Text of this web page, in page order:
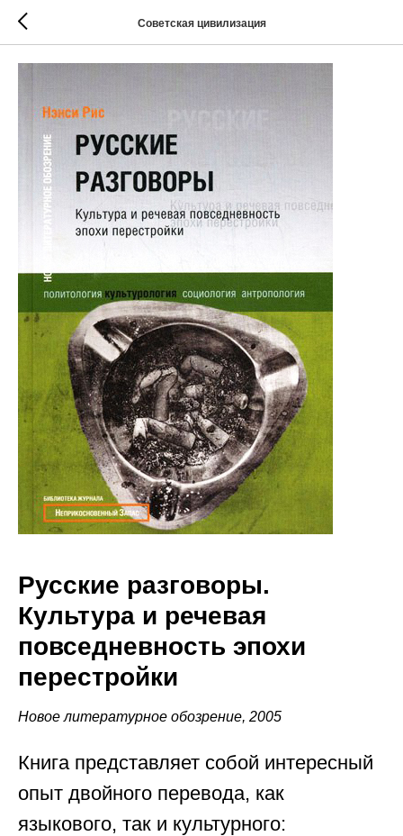
Советская цивилизация
Русские разговоры.
Культура и речевая
повседневность эпохи
перестройки
Новое литературное обозрение, 2005
Книга представляет собой интересный
опыт двойного перевода, как
языкового, так и культурного: